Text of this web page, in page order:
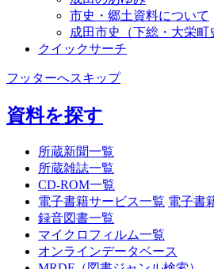
市史・郷土資料について
成田市史（下総・大栄町
クイックサーチ
フッターへスキップ
資料を探す
所蔵新聞一覧
所蔵雑誌一覧
CD-ROM一覧
電子書籍サービス一覧 電子書
録音図書一覧
マイクロフィルム一覧
オンラインデータベース